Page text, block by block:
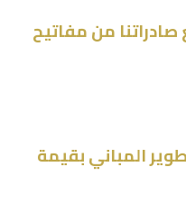
صادراتنا من مفاتيح
المباني بقيمة